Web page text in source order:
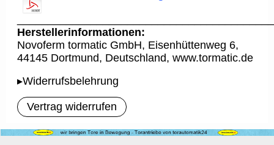
Herstellerinformationen:
Novoferm tormatic GmbH, Eisenhüttenweg 6,
44145 Dortmund, Deutschland, www.tormatic.de
▸Widerrufsbelehrung
Vertrag widerrufen